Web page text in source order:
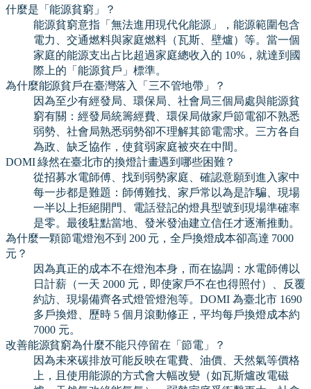
什麼是「能源貧窮」？
能源貧窮意指「無法進用現代化能源」，能源範圍包含
電力、交通燃料與家庭燃料（瓦斯、壁爐）等。當一個
家庭的能源支出占比超過家庭總收入的 10%，就達到國
際上的「能源貧戶」標準。
為什麼能源貧戶在臺灣落入「三不管地帶」？
因為至少有經發局、環保局、社會局三個局處與能源貧
窮有關：經發局統籌經費、環保局做家戶節電卻不熟悉
弱勢、社會局熟悉弱勢卻不理解其節電需求。三方各自
為政、缺乏協作，使貧弱家庭被夾在中間。
DOMI 綠然在臺北市的換燈計畫遇到哪些困難？
從招募水電師傅、找到弱勢家庭、確認意願到進入家中
每一步都是難題：師傅難找、家戶常以為是詐騙、現場
一半以上拒絕開門、電話登記的燈具型號到現場準確率
是零。最後駐點當地、發米發油建立信任才逐漸推動。
為什麼一顆節電燈泡不到 200 元，全戶換燈成本卻高達 7000
元？
因為真正的成本不在燈泡本身，而在協調：水電師傅以
日計薪（一天 2000 元，即使家戶不在也得照付）、反覆
約訪、現場備齊各式燈管燈泡等。DOMI 為臺北市 1690
多戶換燈、歷時 5 個月滾動修正，平均每戶換燈成本約
7000 元。
改善能源貧窮為什麼不能只停留在「節電」？
因為未來碳排放可能反映在電費、油價、天然氣等價格
上，且使用能源的方式會大幅改變（如瓦斯爐改電磁